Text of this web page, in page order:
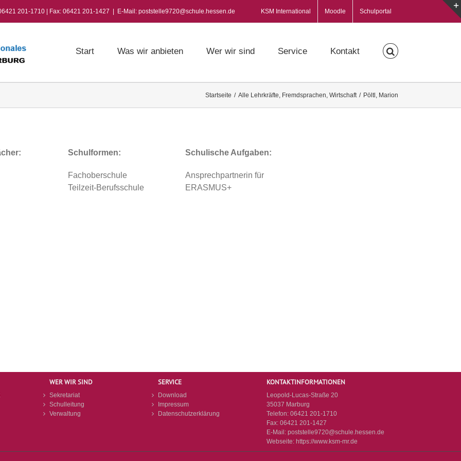
201-1710 | Fax: 06421 201-1427 E-Mail: poststelle9720@schule.hessen.de KSM International Moodle Schulportal
Start Was wir anbieten Wer wir sind Service Kontakt
Startseite / Alle Lehrkräfte, Fremdsprachen, Wirtschaft / Pöltl, Marion
Schulformen:
Fachoberschule
Teilzeit-Berufsschule
Schulische Aufgaben:
Ansprechpartnerin für
ERASMUS+
WER WIR SIND
Sekretariat
Schulleitung
Verwaltung
SERVICE
Download
Impressum
Datenschutzerklärung
KONTAKTINFORMATIONEN
Leopold-Lucas-Straße 20
35037 Marburg
Telefon: 06421 201-1710
Fax: 06421 201-1427
E-Mail: poststelle9720@schule.hessen.de
Webseite: https://www.ksm-mr.de